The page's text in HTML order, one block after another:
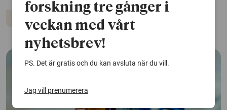
Funktionsnedsättning
forskning tre gånger i
veckan med vårt
nyhetsbrev!
PS. Det är gratis och du kan avsluta när du vill.
Jag vill prenumerera